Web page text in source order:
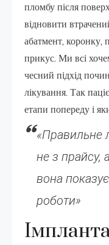
пломбу після
відновити
абатмент, коронку,
прикус. Ми всі
чесний підхід
лікування. Так
етапи попереду і
«Правильне
не з прайсу,
вона
роботи»